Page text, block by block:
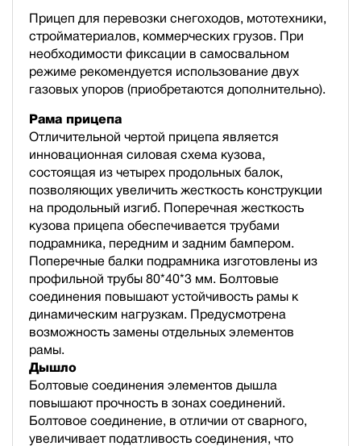
Прицеп для перевозки снегоходов, мототехники,
стройматериалов, коммерческих грузов. При
необходимости фиксации в самосвальном
режиме рекомендуется использование двух
газовых упоров (приобретаются дополнительно).
Рама прицепа
Отличительной чертой прицепа является
инновационная силовая схема кузова,
состоящая из четырех продольных балок,
позволяющих увеличить жесткость конструкции
на продольный изгиб. Поперечная жесткость
кузова прицепа обеспечивается трубами
подрамника, передним и задним бампером.
Поперечные балки подрамника изготовлены из
профильной трубы 80*40*3 мм. Болтовые
соединения повышают устойчивость рамы к
динамическим нагрузкам. Предусмотрена
возможность замены отдельных элементов
рамы.
Дышло
Болтовые соединения элементов дышла
повышают прочность в зонах соединений.
Болтовое соединение, в отличии от сварного,
увеличивает податливость соединения, что